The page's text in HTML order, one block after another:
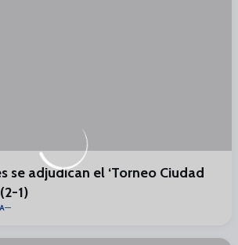
se adjudican el ‘Torneo Ciudad
1)